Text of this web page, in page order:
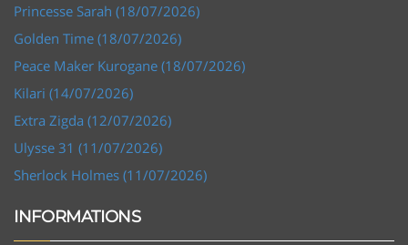
Princesse Sarah (18/07/2026)
Golden Time (18/07/2026)
Peace Maker Kurogane (18/07/2026)
Kilari (14/07/2026)
Extra Zigda (12/07/2026)
Ulysse 31 (11/07/2026)
Sherlock Holmes (11/07/2026)
INFORMATIONS